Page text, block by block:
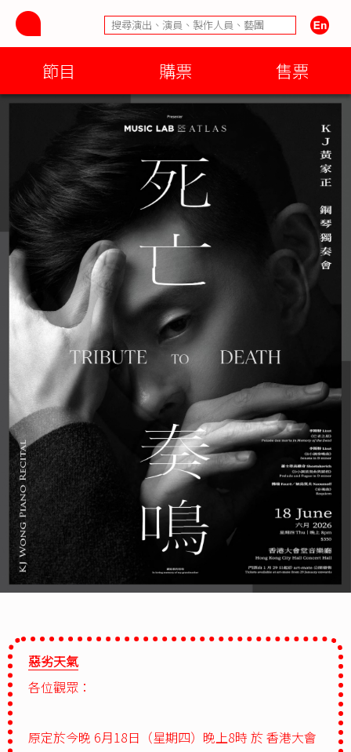
節目 購票 售票
惡劣天氣
各位觀眾：
原定於今晚 6月18日（星期四）晚上8時 於 香港大會